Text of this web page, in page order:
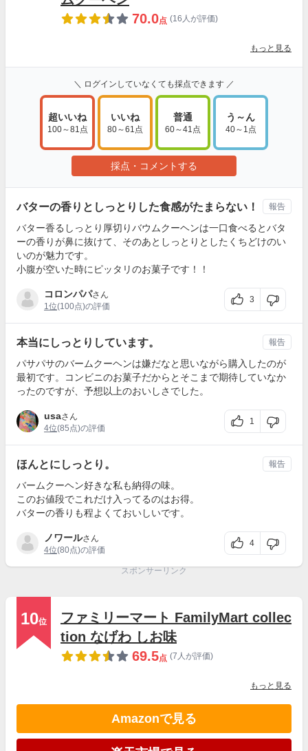
70.0点 (16人が評価)
もっと見る
＼ ログインしていなくても採点できます ／
超いいね
100～81点
いいね
80～61点
普通
60～41点
う～ん
40～1点
採点・コメントする
バターの香りとしっとりした食感がたまらない！
バター香るしっとり厚切りバウムクーヘンは一口食べるとバタ
ーの香りが鼻に抜けて、そのあとしっとりとしたくちどけのい
いのが魅力です。
小腹が空いた時にピッタリのお菓子です！！
コロンパパさん
1位(100点)の評価
3
報告
本当にしっとりしています。
パサパサのバームクーヘンは嫌だなと思いながら購入したのが
最初です。コンビニのお菓子だからとそこまで期待していなか
ったのですが、予想以上のおいしさでした。
usaさん
4位(85点)の評価
1
報告
ほんとにしっとり。
バームクーヘン好きな私も納得の味。
このお値段でこれだけ入ってるのはお得。
バターの香りも程よくておいしいです。
ノワールさん
4位(80点)の評価
4
報告
スポンサーリンク
10位
ファミリーマート FamilyMart collec
tion なげわ しお味
69.5点 (7人が評価)
もっと見る
Amazonで見る